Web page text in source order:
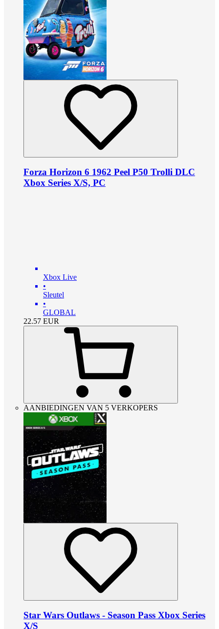
Forza Horizon 6 1962 Peel P50 Trolli DLC
Xbox Series X/S, PC
Xbox Live
•
Sleutel
•
GLOBAL
22.57 EUR
AANBIEDINGEN VAN 5 VERKOPERS
Star Wars Outlaws - Season Pass Xbox Series
X/S